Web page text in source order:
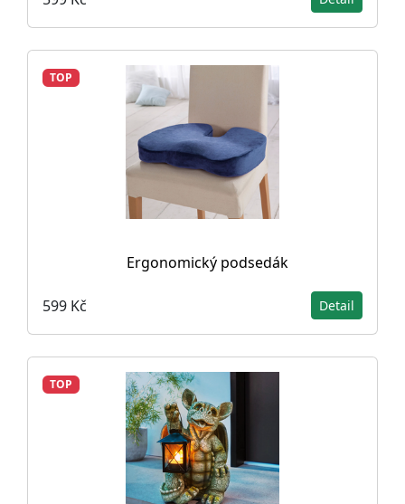
TOP
Ergonomický podsedák
599 Kč Detail
TOP